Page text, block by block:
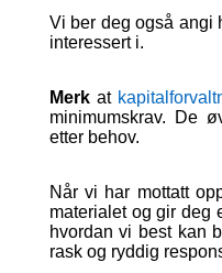
Vi ber deg også angi
interessert i.
Merk at
minimumskrav. De
etter behov.
Når vi har mottatt
materialet og gir deg
hvordan vi best kan
rask og ryddig